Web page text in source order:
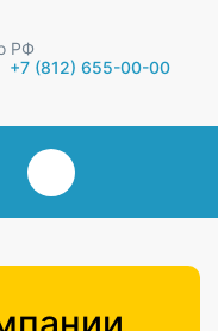
РФ
+7 (812) 655-00-00